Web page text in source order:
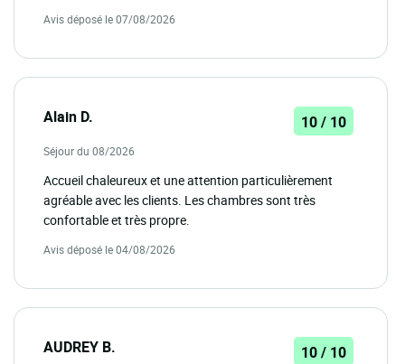
Avis déposé le 07/08/2026
Alain D. 10 / 10
Séjour du 08/2026
Accueil chaleureux et une attention particulièrement
agréable avec les clients. Les chambres sont très
confortable et très propre.
Avis déposé le 04/08/2026
AUDREY B. 10 / 10